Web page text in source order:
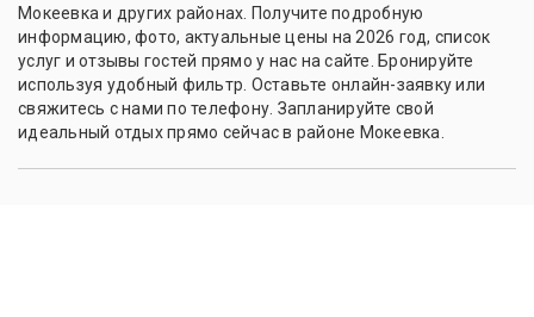
Мокеевка и других районах. Получите подробную
информацию, фото, актуальные цены на 2026 год, список
услуг и отзывы гостей прямо у нас на сайте. Бронируйте
используя удобный фильтр. Оставьте онлайн-заявку или
свяжитесь с нами по телефону. Запланируйте свой
идеальный отдых прямо сейчас в районе Мокеевка.